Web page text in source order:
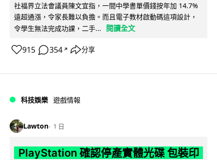
社福界立法會議員陳文宜指，一間中學書單價錢按年加 14.7%
遠超通漲，令家長難以負擔。而且電子教材啟動碼這項設計，
令學生無法完成功課，二手...
閱讀全文
915 354 ↗ 分享
科技娛樂 遊戲情報
Lawton 1 日
PlayStation 確認停產實體光碟 包裝印